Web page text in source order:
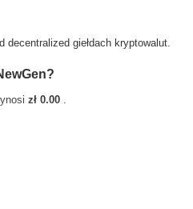
decentralized giełdach kryptowalut.
zł 0.00 .